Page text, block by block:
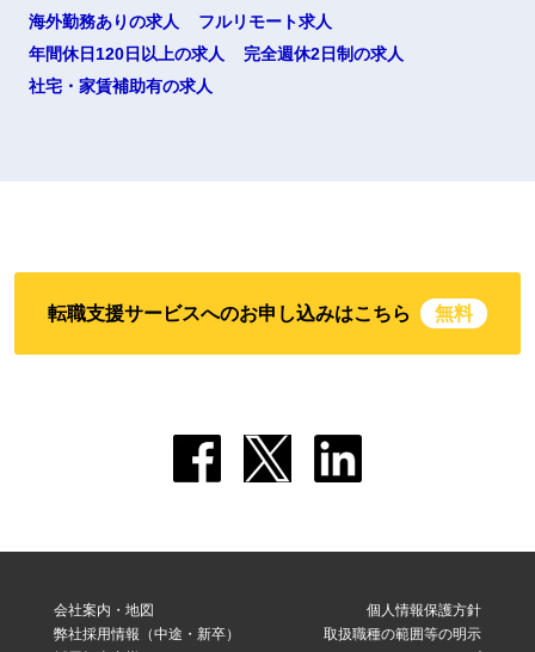
海外勤務ありの求人
フルリモート求人
年間休日120日以上の求人
完全週休2日制の求人
社宅・家賃補助有の求人
転職支援サービスへのお申し込みはこちら 無料
会社案内・地図
弊社採用情報（中途・新卒）
個人情報保護方針
取扱職種の範囲等の明示